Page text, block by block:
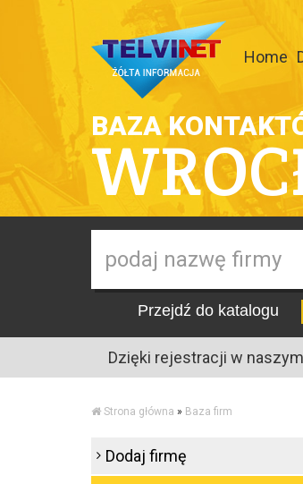
Home
BAZA
Przejdź do katalogu
Dzięki rejestracji w
Strona główna » Baza firm
Dodaj firmę